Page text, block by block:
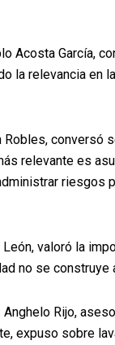
Acosta García,
la relevancia
conversó
relevante es
riesgos
valoró la
no se construye
Rijo,
expuso sobre